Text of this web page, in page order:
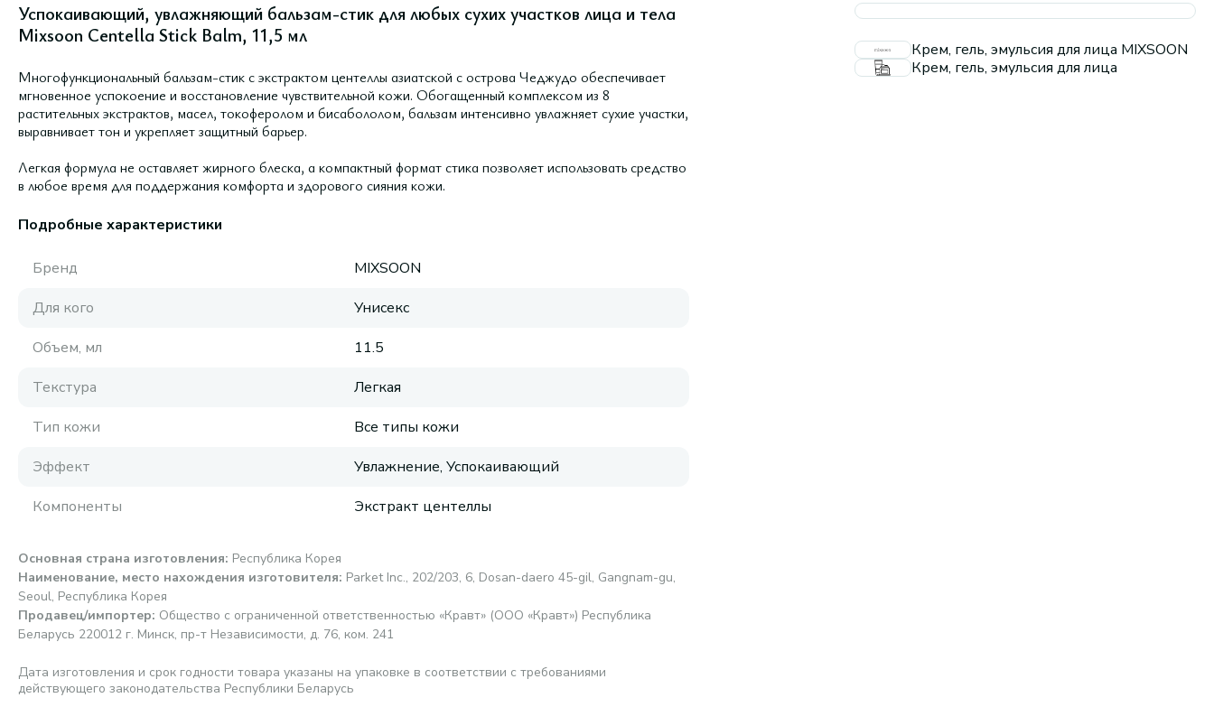
Успокаивающий, увлажняющий бальзам-стик для любых сухих участков лица и тела
Mixsoon Centella Stick Balm, 11,5 мл
Многофункциональный бальзам-стик с экстрактом центеллы азиатской с острова Чеджудо обеспечивает
мгновенное успокоение и восстановление чувствительной кожи. Обогащенный комплексом из 8
растительных экстрактов, масел, токоферолом и бисабололом, бальзам интенсивно увлажняет сухие участки,
выравнивает тон и укрепляет защитный барьер.
Легкая формула не оставляет жирного блеска, а компактный формат стика позволяет использовать средство
в любое время для поддержания комфорта и здорового сияния кожи.
Подробные характеристики
Бренд
MIXSOON
Для кого
Унисекс
Объем, мл
11.5
Текстура
Легкая
Тип кожи
Все типы кожи
Эффект
Увлажнение, Успокаивающий
Компоненты
Экстракт центеллы
Основная страна изготовления: Республика Корея
Наименование, место нахождения изготовителя: Parket Inc., 202/203, 6, Dosan-daero 45-gil, Gangnam-gu,
Seoul, Республика Корея
Продавец/импортер: Общество с ограниченной ответственностью «Кравт» (ООО «Кравт») Республика
Беларусь 220012 г. Минск, пр-т Независимости, д. 76, ком. 241
Дата изготовления и срок годности товара указаны на упаковке в соответствии с требованиями
действующего законодательства Республики Беларусь
Крем, гель, эмульсия для лица MIXSOON
Крем, гель, эмульсия для лица